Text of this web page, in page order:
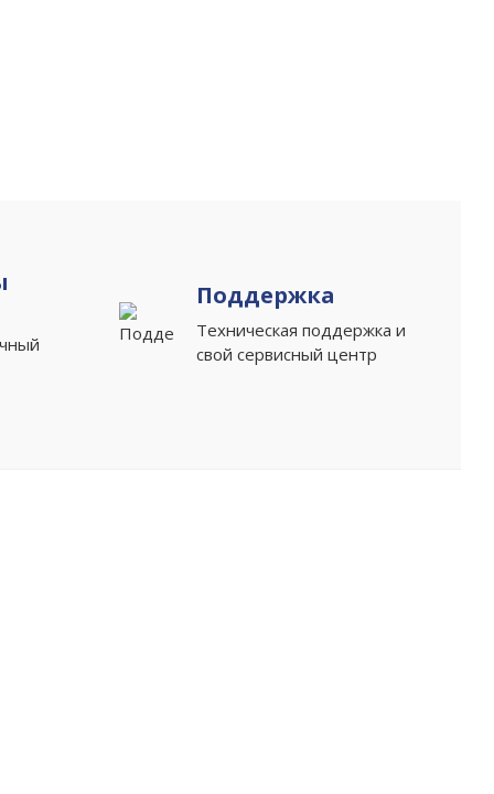
Поддержка
Техническая поддержка и
свой сервисный центр